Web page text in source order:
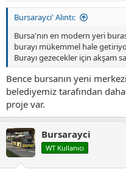
Bursarayci' Alıntı:
Bursa'nın en modern yeri
burayı mükemmel hale
Burayı gezecekler için akşam
Bence bursanın yeni
belediyemiz tarafından
proje var.
Bursarayci
WT Kullanıcı